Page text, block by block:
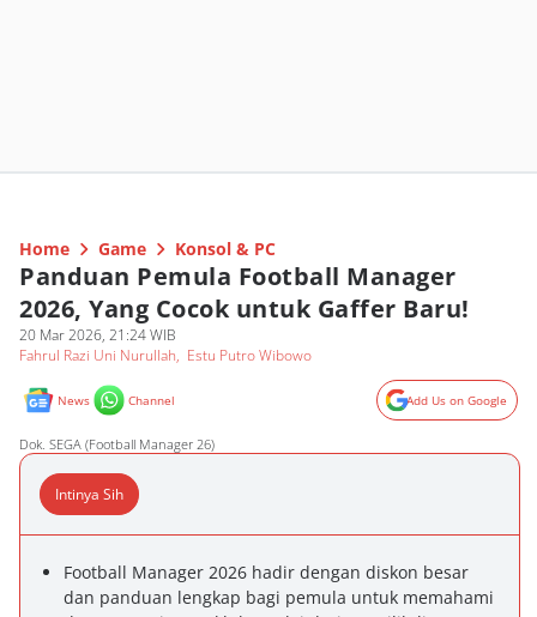
Home Game Konsol & PC
Panduan Pemula Football Manager
2026, Yang Cocok untuk Gaffer Baru!
20 Mar 2026, 21:24 WIB
Fahrul Razi Uni Nurullah, Estu Putro Wibowo
News Channel Add Us on Google
Dok. SEGA (Football Manager 26)
Intinya Sih
Football Manager 2026 hadir dengan diskon besar
dan panduan lengkap bagi pemula untuk memahami